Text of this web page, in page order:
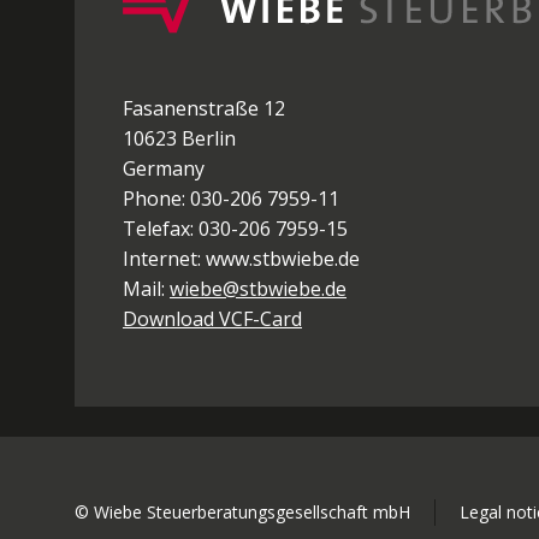
Fasanenstraße 12
10623 Berlin
Germany
Phone: 030-206 7959-11
Telefax: 030-206 7959-15
Internet: www.stbwiebe.de
Mail: wiebe@stbwiebe.de
Download VCF-Card
© Wiebe Steuerberatungsgesellschaft mbH Legal